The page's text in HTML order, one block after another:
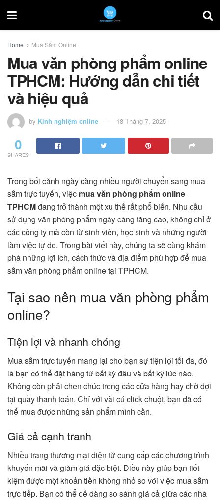
Home Mua Sắm Online
Mua văn phòng phẩm online
TPHCM: Hướng dẫn chi tiết
và hiệu quả
by Kinh nghiệm online 18 Tháng 7, 2025
0
SHARES
Trong bối cảnh ngày càng nhiều người chuyển sang mua
sắm trực tuyến, việc mua văn phòng phẩm online
TPHCMđang trở thành một xu thế rất phổ biến. Nhu cầu
sử dụng văn phòng phẩm ngày càng tăng cao, không chỉ ở
các công ty mà còn từ sinh viên, học sinh và những người
làm việc tự do. Trong bài viết này, chúng ta sẽ cùng khám
phá những lợi ích, cách thức và địa điểm phù hợp để mua
sắm văn phòng phẩm online tại TPHCM.
Tại sao nên mua văn phòng phẩm
online?
Tiện lợi và nhanh chóng
Mua sắm trực tuyến mang lại cho bạn sự tiện lợi tối đa, đó
là bạn có thể đặt hàng từ bất kỳ đâu và bất kỳ lúc nào.
Không còn phải chen chúc trong các cửa hàng hay chờ đợi
tại quầy thanh toán. Chỉ với vài cú click chuột, bạn đã có
thể mua được những sản phẩm mình cần.
Giá cả cạnh tranh
Nhiều trang thương mại điện tử cung cấp các chương trình
khuyến mãi và giảm giá đặc biệt. Điều này giúp bạn tiết
kiệm được một khoản tiền không nhỏ so với việc mua sắm
trực tiếp. Bạn có thể dễ dàng so sánh giá cả giữa các nhà